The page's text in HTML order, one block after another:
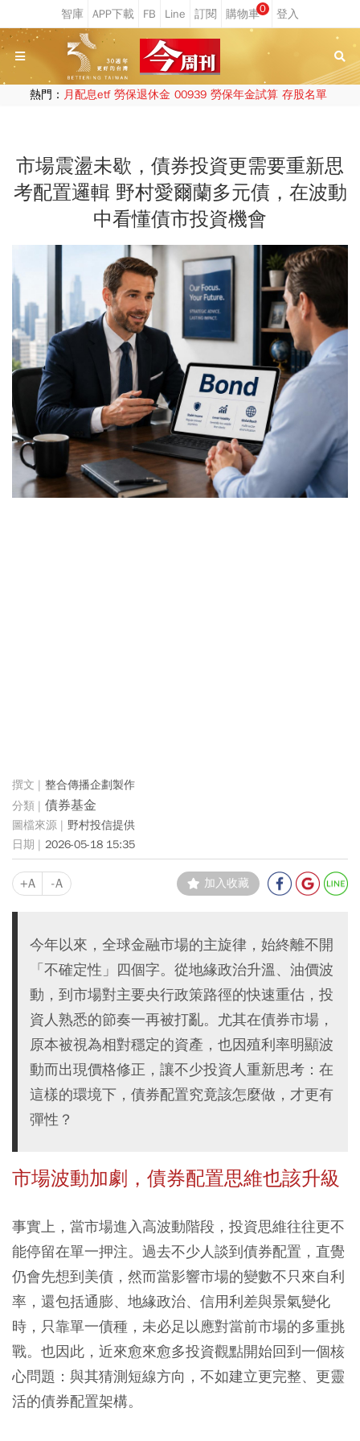
0
熱門： 月配息etf 勞保退休金 00939 勞保年金試算 存股名單
市場震盪未歇，債券投資更需要重新思
考配置邏輯 野村愛爾蘭多元債，在波動
中看懂債市投資機會
整合傳播企劃製作
債券基金
野村投信提供
2026-05-18 15:35
+A -A 加入收藏
今年以來，全球金融市場的主旋律，始終離不開
「不確定性」四個字。從地緣政治升溫、油價波
動，到市場對主要央行政策路徑的快速重估，投
資人熟悉的節奏一再被打亂。尤其在債券市場，
原本被視為相對穩定的資產，也因殖利率明顯波
動而出現價格修正，讓不少投資人重新思考：在
這樣的環境下，債券配置究竟該怎麼做，才更有
彈性？
市場波動加劇，債券配置思維也該升級
事實上，當市場進入高波動階段，投資思維往往更不
能停留在單一押注。過去不少人談到債券配置，直覺
仍會先想到美債，然而當影響市場的變數不只來自利
率，還包括通膨、地緣政治、信用利差與景氣變化
時，只靠單一債種，未必足以應對當前市場的多重挑
戰。也因此，近來愈來愈多投資觀點開始回到一個核
心問題：與其猜測短線方向，不如建立更完整、更靈
活的債券配置架構。